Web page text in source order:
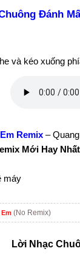
Đánh
và kéo xuống
Remix –
Mới Hay
máy
(No Remix)
Lời Nhạc